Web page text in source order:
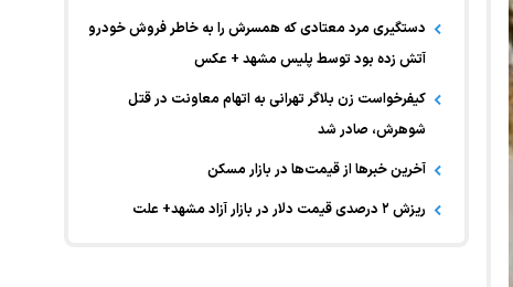
دستگیری مرد معتادی که همسرش را به خاطر فروش خودرو
آتش زده بود توسط پلیس مشهد + عکس
کیفرخواست زن بلاگر تهرانی به اتهام معاونت در قتل
شوهرش، صادر شد
آخرین خبر‌ها از قیمت‌ها در بازار مسکن
ریزش ۲ درصدی قیمت دلار در بازار آزاد مشهد+ علت